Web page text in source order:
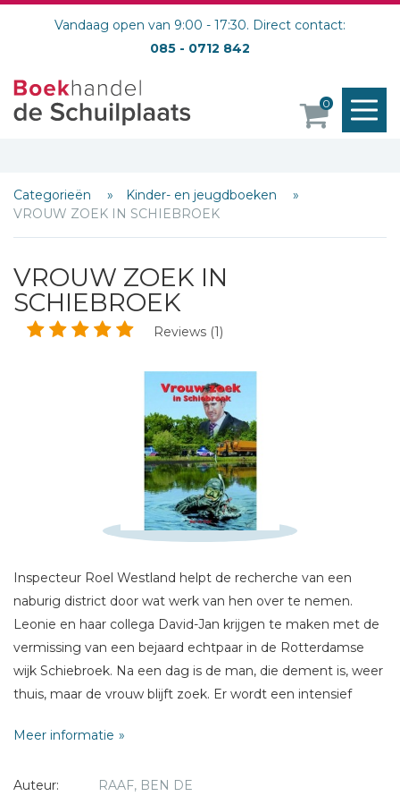
Vandaag open van 9:00 - 17:30. Direct contact:
085 - 0712 842
0
Categorieën
Kinder- en jeugdboeken
VROUW ZOEK IN SCHIEBROEK
VROUW ZOEK IN
SCHIEBROEK
Reviews (1)
Inspecteur Roel Westland helpt de recherche van een
naburig district door wat werk van hen over te nemen.
Leonie en haar collega David-Jan krijgen te maken met de
vermissing van een bejaard echtpaar in de Rotterdamse
wijk Schiebroek. Na een dag is de man, die dement is, weer
thuis, maar de vrouw blijft zoek. Er wordt een intensief
dat blijft niet zonder gevolgen. Niemand, ook Roel niet,
Dit is het het laatste boek van Ben de Raaf over Roel
Meer informatie
Auteur:
RAAF, BEN DE
Schrijf hieronder je review!
E-mail *
Titel *
* = verplicht